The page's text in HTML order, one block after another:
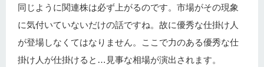
同じように関連株は必ず上がるのです。市場がその現象
に気付いていないだけの話ですね。故に優秀な仕掛け人
が登場しなくてはなりません。ここで力のある優秀な仕
掛け人が仕掛けると…見事な相場が演出されます。